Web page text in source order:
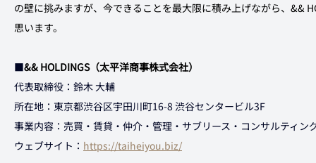
の壁に挑みますが、今できることを最大限に積み上げながら、&&
思います。
■&& HOLDINGS（太平洋商事株式会社）
代表取締役：鈴木 大輔
所在地：東京都渋谷区宇田川町16-8 渋谷センタービル3F
事業内容：売買・賃貸・仲介・管理・サブリース・コンサルティン
ウェブサイト： https://taiheiyou.biz/